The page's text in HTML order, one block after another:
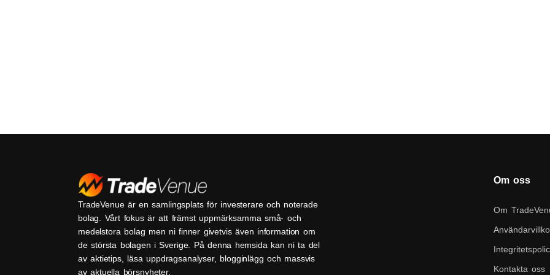
TradeVenue är en samlingsplats för investerare och noterade
bolag. Vårt fokus är att främst uppmärksamma små- och
medelstora bolag men ni finner givetvis även information om
de största bolagen i Sverige. På denna hemsida kan ni ta del
av aktietips, läsa uppdragsanalyser, blogginlägg och massvis
av aktuella börsnyheter.
Om oss
Om
Kontakta oss